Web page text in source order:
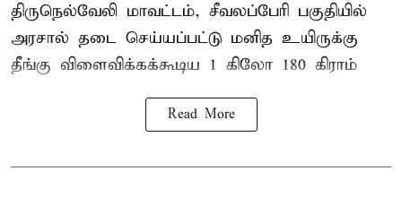
திருநெல்வேலி மாவட்டம், சீவலப்பேரி பகுதியில்
அரசால் தடை செய்யப்பட்டு மனித உயிருக்கு
தீங்கு விளைவிக்கக்கூடிய 1 கிலோ 180 கிராம்
Read More